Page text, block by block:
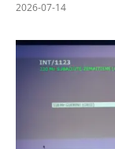
2026-07-14